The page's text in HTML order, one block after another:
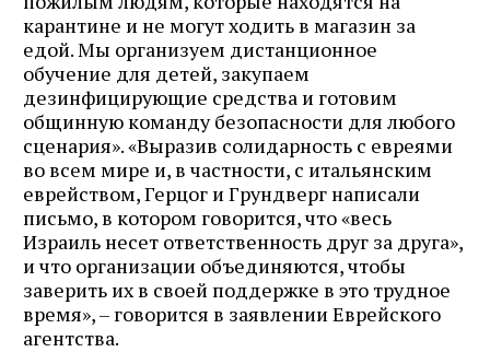
карантине и не могут ходить в магазин за
едой. Мы организуем дистанционное
обучение для детей, закупаем
дезинфицирующие средства и готовим
общинную команду безопасности для любого
сценария». «Выразив солидарность с евреями
во всем мире и, в частности, с итальянским
еврейством, Герцог и Грундверг написали
письмо, в котором говорится, что «весь
Израиль несет ответственность друг за друга»,
и что организации объединяются, чтобы
заверить их в своей поддержке в это трудное
время», – говорится в заявлении Еврейского
агентства.